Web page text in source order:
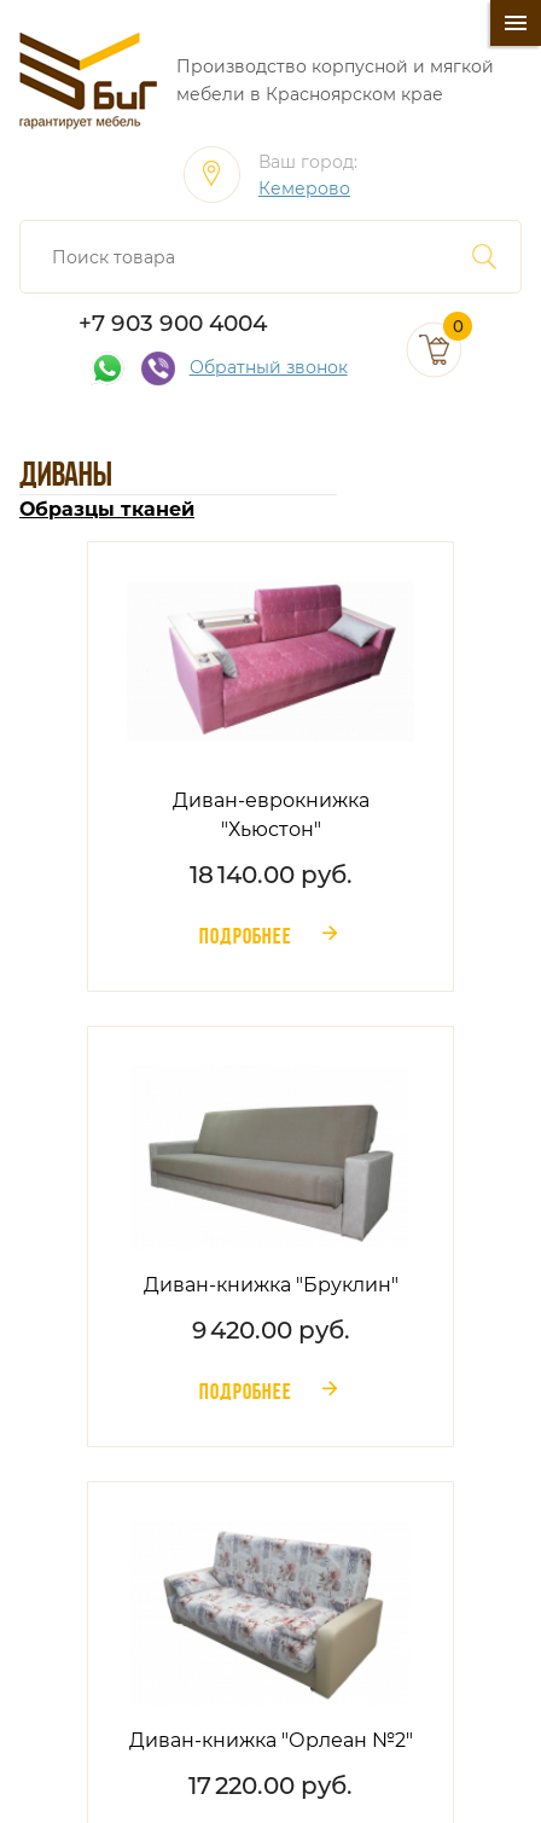
󰍜
Производство корпусной и мягкой
мебели в Красноярском крае
Ваш город:
Кемерово
+7 903 900 4004
Обратный звонок
0
ДИВАНЫ
Образцы тканей
Диван-еврокнижка
"Хьюстон"
18 140.00 руб.
ПОДРОБНЕЕ 󰁔
Диван-книжка "Бруклин"
9 420.00 руб.
ПОДРОБНЕЕ 󰁔
Диван-книжка "Орлеан №2"
17 220.00 руб.